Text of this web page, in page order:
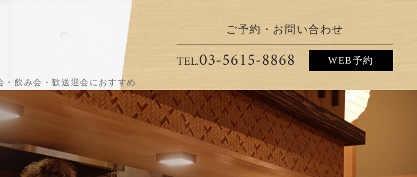
TEL. 03-5615-8868 WEB予約
飲み会・歓送迎会におすすめ
ご予約・お問い合わせ
TEL.03-5615-8868 WEB予約